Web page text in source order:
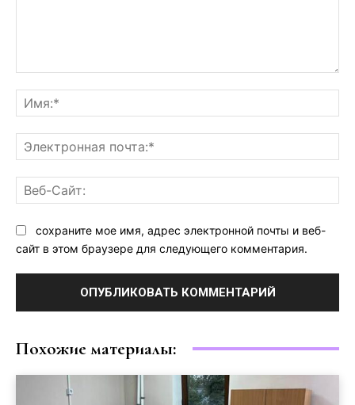
сохраните мое имя, адрес электронной почты и веб-
сайт в этом браузере для следующего комментария.
Похожие материалы: